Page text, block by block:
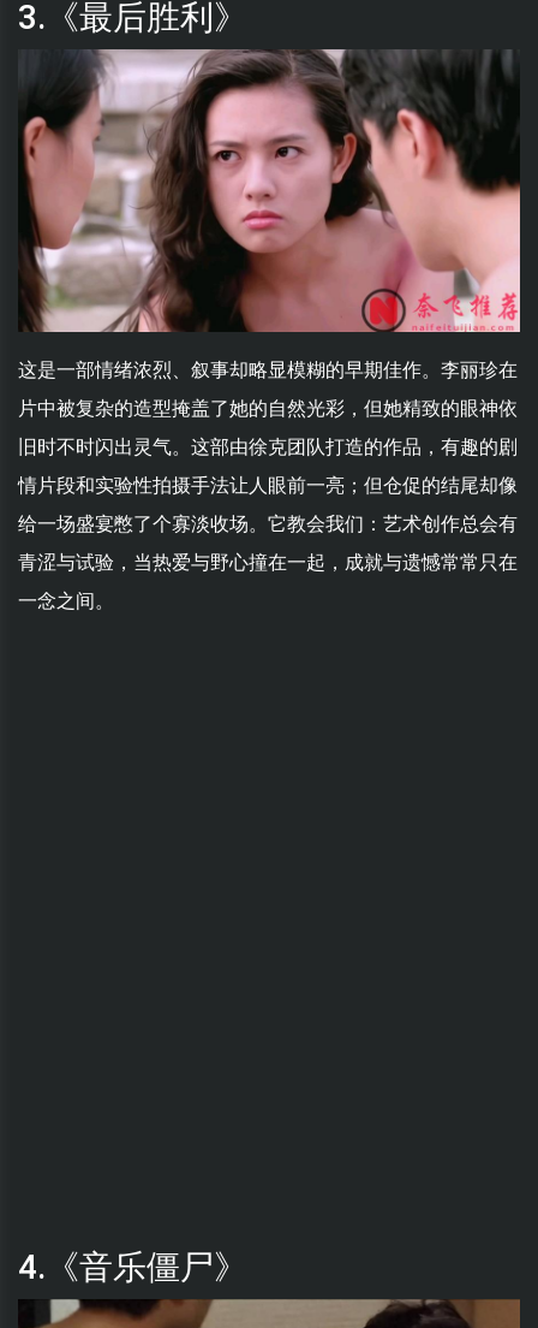
3.《最后胜利》
这是一部情绪浓烈、叙事却略显模糊的早期佳作。李丽珍在
片中被复杂的造型掩盖了她的自然光彩，但她精致的眼神依
旧时不时闪出灵气。这部由徐克团队打造的作品，有趣的剧
情片段和实验性拍摄手法让人眼前一亮；但仓促的结尾却像
给一场盛宴憋了个寡淡收场。它教会我们：艺术创作总会有
青涩与试验，当热爱与野心撞在一起，成就与遗憾常常只在
一念之间。
4.《音乐僵尸》